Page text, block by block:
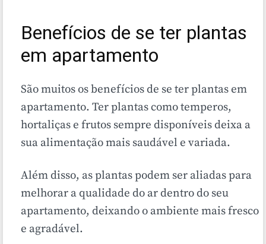
Benefícios de se ter plantas
em apartamento
São muitos os benefícios de se ter plantas em
apartamento. Ter plantas como temperos,
hortaliças e frutos sempre disponíveis deixa a
sua alimentação mais saudável e variada.
Além disso, as plantas podem ser aliadas para
melhorar a qualidade do ar dentro do seu
apartamento, deixando o ambiente mais fresco
e agradável.